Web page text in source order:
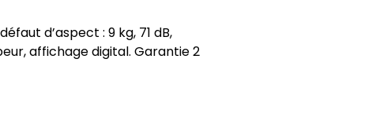
d’aspect : 9 kg, 71 dB,
affichage digital. Garantie 2